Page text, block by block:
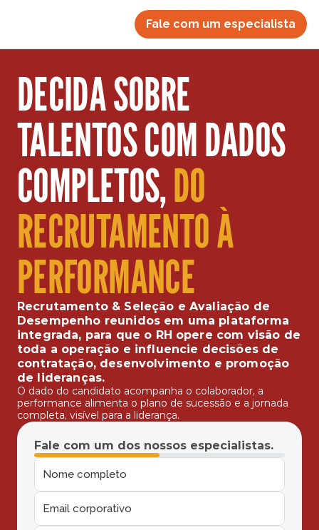
Fale com um especialista
DECIDA SOBRE
TALENTOS COM DADOS
COMPLETOS, DO
RECRUTAMENTO À
PERFORMANCE
Recrutamento & Seleção e Avaliação de
Desempenho reunidos em uma plataforma
integrada, para que o RH opere com visão de
toda a operação e influencie decisões de
contratação, desenvolvimento e promoção
de lideranças.
O dado do candidato acompanha o colaborador, a
performance alimenta o plano de sucessão e a jornada
completa, visível para a liderança.
Fale com um dos nossos especialistas.